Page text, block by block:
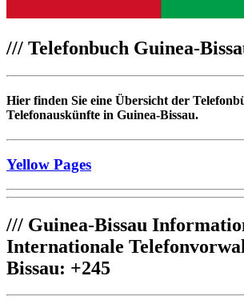
/// Telefonbuch Guinea-
Hier finden Sie eine Übersicht der
Telefonauskünfte in Guinea-Bissau.
Yellow Pages
/// Guinea-Bissau
Internationale
Bissau: +245